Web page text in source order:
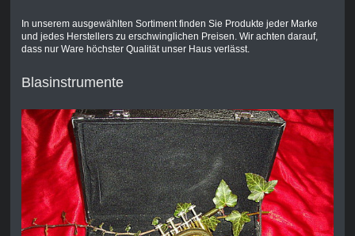
In unserem ausgewählten Sortiment finden Sie Produkte jeder Marke
und jedes Herstellers zu erschwinglichen Preisen. Wir achten darauf,
dass nur Ware höchster Qualität unser Haus verlässt.
Blasinstrumente